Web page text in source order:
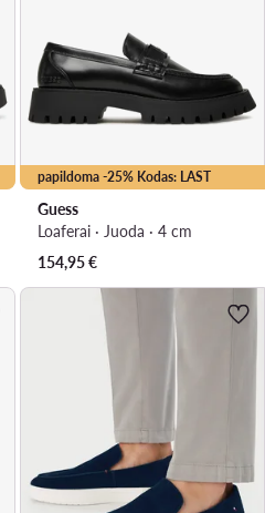
papildoma -25% Kodas: LAST
Guess
Loaferai · Juoda · 4 cm
154,95€